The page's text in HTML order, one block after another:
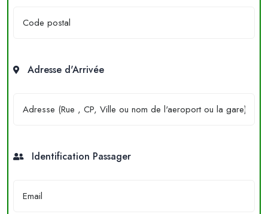
Adresse d'Arrivée
Identification Passager